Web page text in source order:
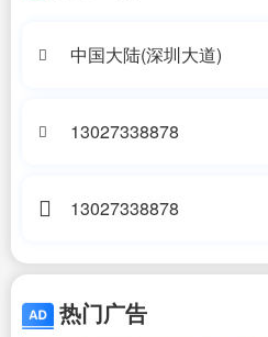
中国大陆(深圳大道)
13027338878
13027338878
热门广告